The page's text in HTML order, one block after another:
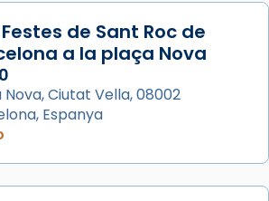
Share
de Sant Roc de
a la plaça Nova
Nova, Ciutat Vella, 08002
Espanya